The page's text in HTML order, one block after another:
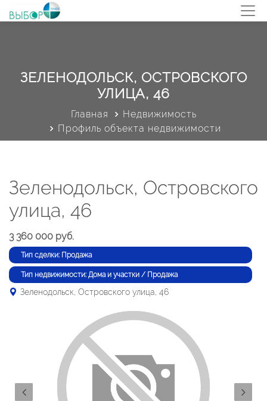
ЗЕЛЕНОДОЛЬСК, ОСТРОВСКОГО
УЛИЦА, 46
Главная
Недвижимость
Профиль объекта недвижимости
Зеленодольск, Островского
улица, 46
3 360 000 руб.
Тип сделки: Продажа
Тип недвижимости: Дома и участки / Продажа
Зеленодольск, Островского улица, 46